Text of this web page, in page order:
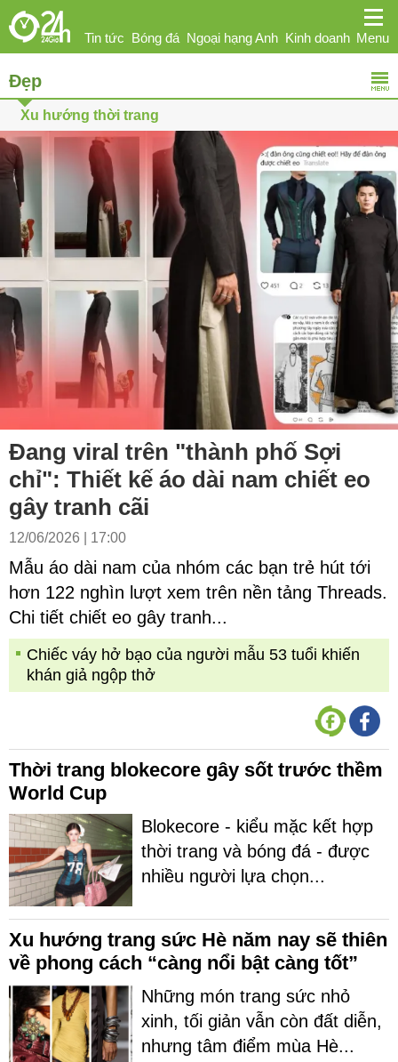
Menu
Tin tức Bóng đá Ngoại hạng Anh Kinh doanh
Phái đẹp
Đẹp
Xu hướng thời trang
Đang viral trên "thành phố Sợi
chỉ": Thiết kế áo dài nam chiết eo
gây tranh cãi
12/06/2026 | 17:00
Mẫu áo dài nam của nhóm các bạn trẻ hút tới
hơn 122 nghìn lượt xem trên nền tảng Threads.
Chi tiết chiết eo gây tranh...
Chiếc váy hở bạo của người mẫu 53 tuổi khiến
khán giả ngộp thở
Thời trang blokecore gây sốt trước thềm
World Cup
Blokecore - kiểu mặc kết hợp
thời trang và bóng đá - được
nhiều người lựa chọn...
Xu hướng trang sức Hè năm nay sẽ thiên
về phong cách “càng nổi bật càng tốt”
Những món trang sức nhỏ
xinh, tối giản vẫn còn đất diễn,
nhưng tâm điểm mùa Hè...